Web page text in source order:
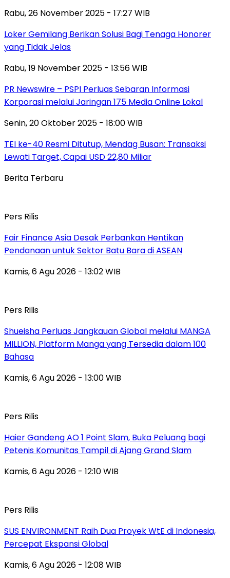
Rabu, 26 November 2025 - 17:27 WIB
Loker Gemilang Berikan Solusi Bagi Tenaga Honorer
yang Tidak Jelas
Rabu, 19 November 2025 - 13:56 WIB
PR Newswire – PSPI Perluas Sebaran Informasi
Korporasi melalui Jaringan 175 Media Online Lokal
Senin, 20 Oktober 2025 - 18:00 WIB
TEI ke-40 Resmi Ditutup, Mendag Busan: Transaksi
Lewati Target, Capai USD 22,80 Miliar
Berita Terbaru
Pers Rilis
Fair Finance Asia Desak Perbankan Hentikan
Pendanaan untuk Sektor Batu Bara di ASEAN
Kamis, 6 Agu 2026 - 13:02 WIB
Pers Rilis
Shueisha Perluas Jangkauan Global melalui MANGA
MILLION, Platform Manga yang Tersedia dalam 100
Bahasa
Kamis, 6 Agu 2026 - 13:00 WIB
Pers Rilis
Haier Gandeng AO 1 Point Slam, Buka Peluang bagi
Petenis Komunitas Tampil di Ajang Grand Slam
Kamis, 6 Agu 2026 - 12:10 WIB
Pers Rilis
SUS ENVIRONMENT Raih Dua Proyek WtE di Indonesia,
Percepat Ekspansi Global
Kamis, 6 Agu 2026 - 12:08 WIB